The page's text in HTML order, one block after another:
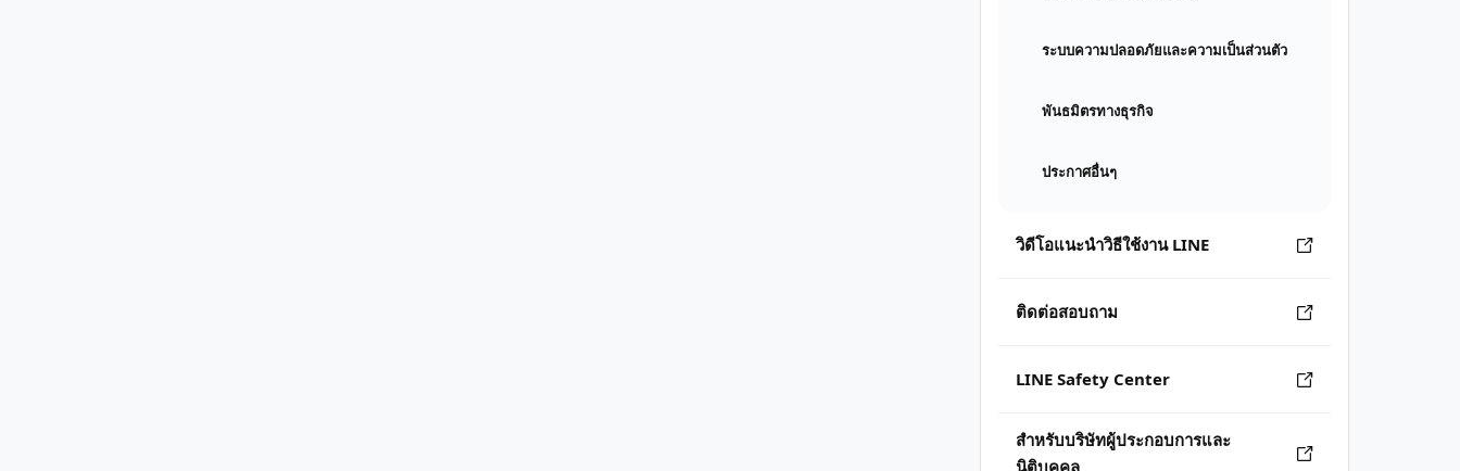
ระบบความปลอดภัยและความเป็นส่วนตัว
พันธมิตรทางธุรกิจ
ประกาศอื่นๆ
วิดีโอแนะนำวิธีใช้งาน LINE
ติดต่อสอบถาม
LINE Safety Center
สำหรับบริษัทผู้ประกอบการและ
นิติบุคคล